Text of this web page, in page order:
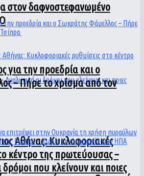
στον δαφνοστεφανωμένο
Αθήνας: Κυκλοφοριακές
κέντρο της πρωτεύουσας –
που κλείνουν και ποιες
για την προεδρία και ο
– Πήρε το χρίσμα από τον